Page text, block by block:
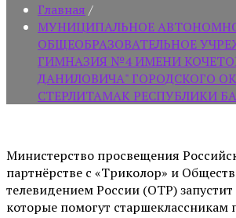
Главная /
МУНИЦИПАЛЬНОЕ
ОБЩЕОБРАЗОВАТЕЛЬНОЕ
ГИМНАЗИЯ №4 ИМЕНИ
ДАНИЛОВИЧА" ГОРОДСКОГО
СТЕРЛИТАМАК РЕСПУБЛИКИ
Министерство просвещения
партнёрстве с «Триколор» и
телевидением России (ОТР) запустит
которые помогут старшеклассникам